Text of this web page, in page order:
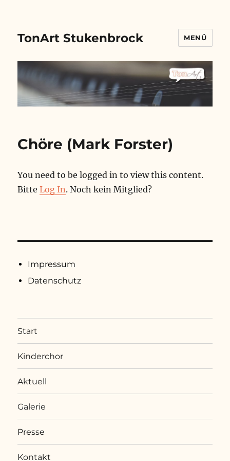
TonArt Stukenbrock MENÜ
Chöre (Mark Forster)
You need to be logged in to view this content.
BitteLog In. Noch kein Mitglied?
Impressum
Datenschutz
Start
Kinderchor
Aktuell
Galerie
Presse
Kontakt